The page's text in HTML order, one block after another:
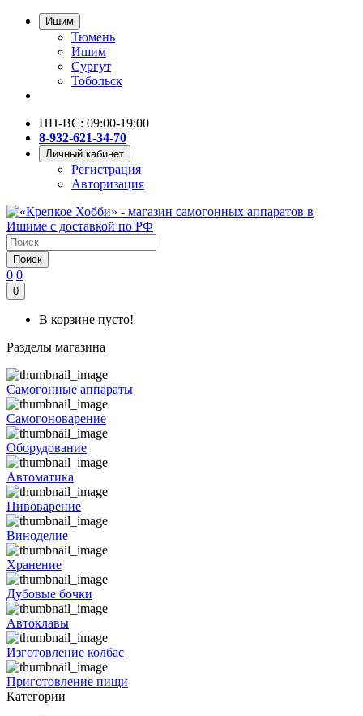
Ишим
Тюмень
Ишим
Сургут
Тобольск
ПН-ВС: 09:00-19:00
8-932-621-34-70
Личный кабинет
Регистрация
Авторизация
Поиск
0 0
0
В корзине пусто!
Разделы магазина
Самогонные аппараты
Самогоноварение
Оборудование
Автоматика
Пивоварение
Виноделие
Хранение
Дубовые бочки
Автоклавы
Изготовление колбас
Приготовление пищи
Категории